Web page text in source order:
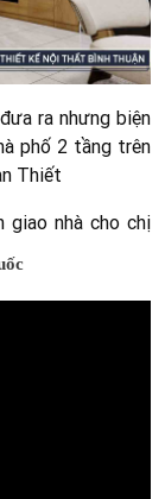
ra nhưng biện
phố 2 tầng trên
Thiết
giao nhà cho chị